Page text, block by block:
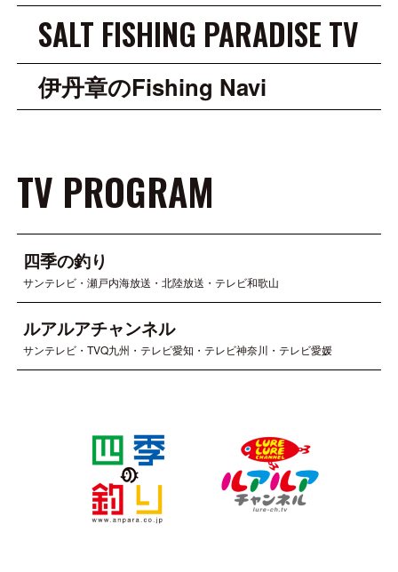
SALT FISHING PARADISE TV
伊丹章のFishing Navi
TV PROGRAM
四季の釣り
サンテレビ・瀬戸内海放送・北陸放送・テレビ和歌山
ルアルアチャンネル
サンテレビ・TVQ九州・テレビ愛知・テレビ神奈川・テレビ愛媛